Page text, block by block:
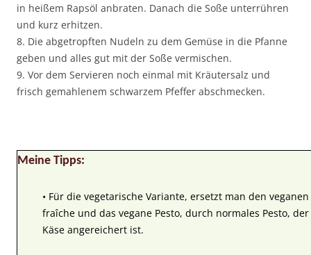
in heißem Rapsöl anbraten. Danach die Soße unterrühren
und kurz erhitzen.
8. Die abgetropften Nudeln zu dem Gemüse in die Pfanne
geben und alles gut mit der Soße vermischen.
9. Vor dem Servieren noch einmal mit Kräutersalz und
frisch gemahlenem schwarzem Pfeffer abschmecken.
Meine Tipps:
• Für die vegetarische Variante, ersetzt man den
fraîche und das vegane Pesto, durch normales Pesto,
Käse angereichert ist.